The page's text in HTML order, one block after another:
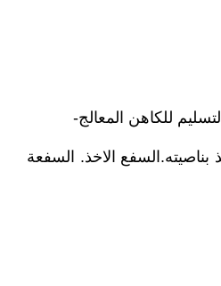
الاخذ. السفعة